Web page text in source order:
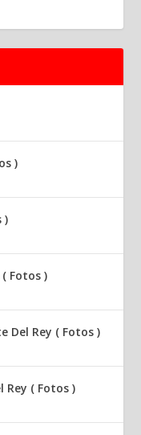
)
)
Fotos )
Del Rey ( Fotos )
Rey ( Fotos )